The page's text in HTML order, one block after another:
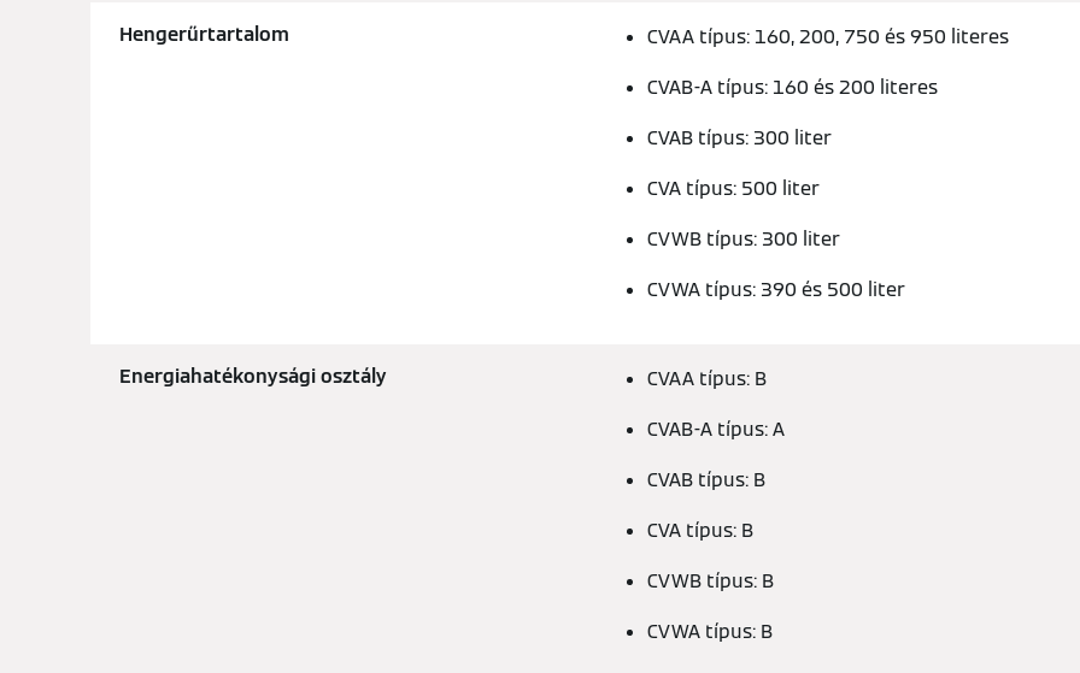
Hengerűrtartalom
CVAA típus: 160, 200, 750 és 950 literes
CVAB-A típus: 160 és 200 literes
CVAB típus: 300 liter
CVA típus: 500 liter
CVWB típus: 300 liter
CVWA típus: 390 és 500 liter
Energiahatékonysági osztály
CVAA típus: B
CVAB-A típus: A
CVAB típus: B
CVA típus: B
CVWB típus: B
CVWA típus: B